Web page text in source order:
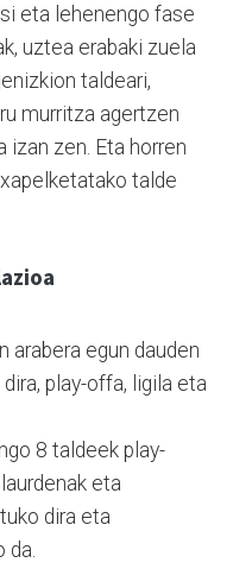
eta lehenengo fase
uztea erabaki zuela
taldeari,
murritza agertzen
izan zen. Eta horren
talde
arabera egun dauden
play-offa, ligila eta
8 taldeek play-
eta
dira eta